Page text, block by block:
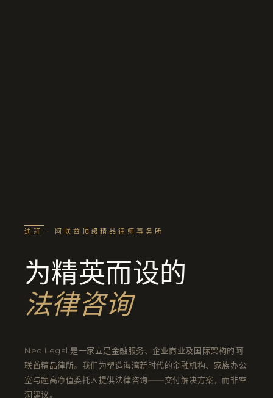
迪拜 · 阿联酋顶级精品律师事务所
为精英而设的
法律咨询
Neo Legal 是一家立足金融服务、企业商业及国际架构的阿
联酋精品律所。我们为塑造海湾新时代的金融机构、家族办公
室与超高净值委托人提供法律咨询——交付解决方案，而非空
洞建议。